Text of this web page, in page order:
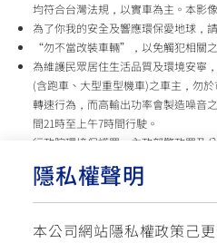
隱私權聲明
本公司網站隱私權政策己
均符合台灣法規，以實車為主。本影
為了你我的安全及響應環保愛地球，
“勿不當改裝車輛”，以免觸犯相關
為維護民眾居住生活品質及環境安寧
(含跑車、大型重型機車)之車主，勿
轉速行為，而高輸出功率會製造噪音
間21時至上午7時間行駛。
行政院環境保護署、內政部警政署及
及製造噪音之車輛加強取締，以維護
台灣山葉機車 關心您